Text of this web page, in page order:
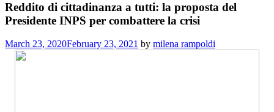
Reddito di cittadinanza a tutti: la proposta del
Presidente INPS per combattere la crisi
March 23, 2020February 23, 2021 by milena rampoldi